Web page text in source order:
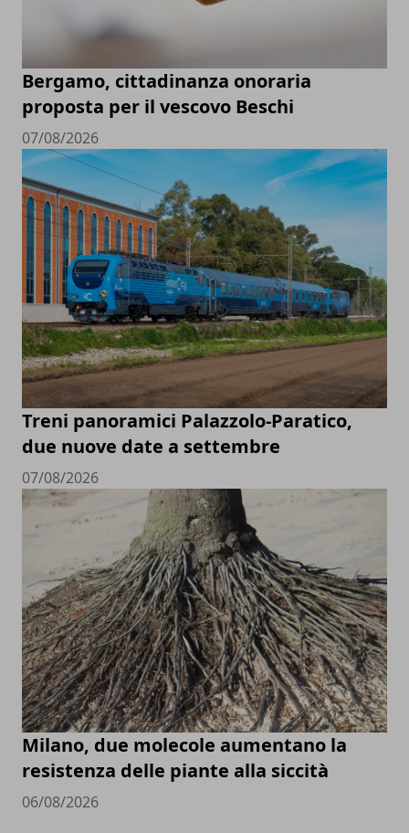
Bergamo, cittadinanza onoraria
proposta per il vescovo Beschi
07/08/2026
Treni panoramici Palazzolo-Paratico,
due nuove date a settembre
07/08/2026
Milano, due molecole aumentano la
resistenza delle piante alla siccità
06/08/2026